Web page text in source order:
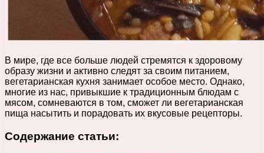
В мире, где все больше людей стремятся к здоровому
образу жизни и активно следят за своим питанием,
вегетарианская кухня занимает особое место. Однако,
многие из нас, привыкшие к традиционным блюдам с
мясом, сомневаются в том, сможет ли вегетарианская
пища насытить и порадовать их вкусовые рецепторы.
Содержание статьи: